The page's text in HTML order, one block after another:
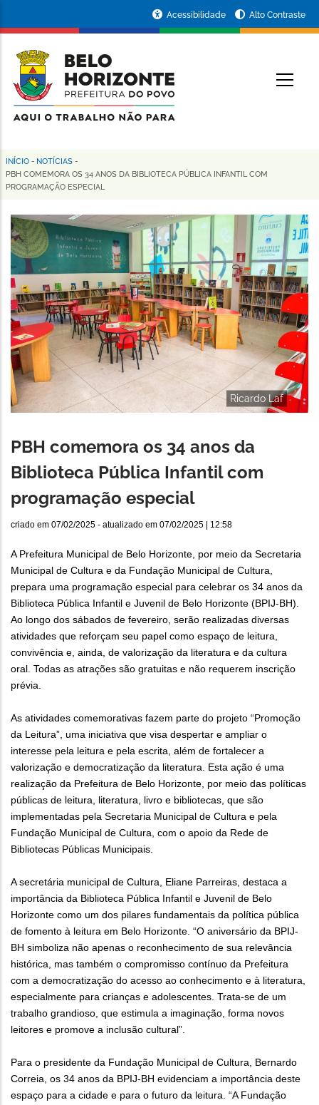
conteúdo
principal
da
Prefeitura
de
Horizonte
Acessibilidade Alto Contraste
Trilha
de
navegação
INÍCIO - NOTÍCIAS -
PBH COMEMORA OS 34 ANOS DA BIBLIOTECA PÚBLICA INFANTIL COM
PROGRAMAÇÃO ESPECIAL
Ricardo Laf
PBH comemora os 34 anos da
Biblioteca Pública Infantil com
programação especial
criado em 07/02/2025 - atualizado em 07/02/2025 | 12:58
A Prefeitura Municipal de Belo Horizonte, por meio da Secretaria
Municipal de Cultura e da Fundação Municipal de Cultura,
prepara uma programação especial para celebrar os 34 anos da
Biblioteca Pública Infantil e Juvenil de Belo Horizonte (BPIJ-BH).
Ao longo dos sábados de fevereiro, serão realizadas diversas
atividades que reforçam seu papel como espaço de leitura,
convivência e, ainda, de valorização da literatura e da cultura
oral. Todas as atrações são gratuitas e não requerem inscrição
prévia.
As atividades comemorativas fazem parte do projeto “Promoção
da Leitura”, uma iniciativa que visa despertar e ampliar o
interesse pela leitura e pela escrita, além de fortalecer a
valorização e democratização da literatura. Esta ação é uma
realização da Prefeitura de Belo Horizonte, por meio das políticas
públicas de leitura, literatura, livro e bibliotecas, que são
implementadas pela Secretaria Municipal de Cultura e pela
Fundação Municipal de Cultura, com o apoio da Rede de
Bibliotecas Públicas Municipais.
A secretária municipal de Cultura, Eliane Parreiras, destaca a
importância da Biblioteca Pública Infantil e Juvenil de Belo
Horizonte como um dos pilares fundamentais da política pública
de fomento à leitura em Belo Horizonte. “O aniversário da BPIJ-
BH simboliza não apenas o reconhecimento de sua relevância
histórica, mas também o compromisso contínuo da Prefeitura
com a democratização do acesso ao conhecimento e à literatura,
especialmente para crianças e adolescentes. Trata-se de um
trabalho grandioso, que estimula a imaginação, forma novos
leitores e promove a inclusão cultural”.
Para o presidente da Fundação Municipal de Cultura, Bernardo
Correia, os 34 anos da BPIJ-BH evidenciam a importância deste
espaço para a cidade e para o futuro da leitura. “A Fundação